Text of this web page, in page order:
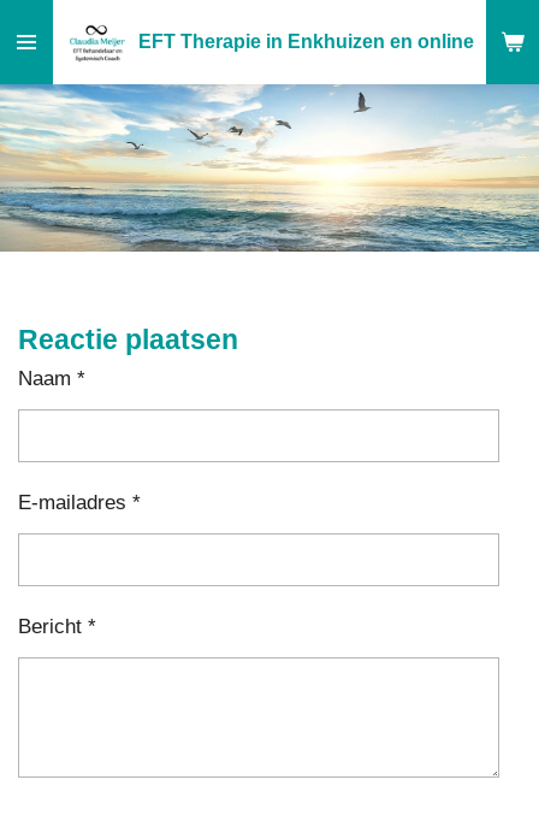
direct
naar
de
hoofdinhoud
EFT Therapie in Enkhuizen en online
Reactie plaatsen
Naam *
E-mailadres *
Bericht *